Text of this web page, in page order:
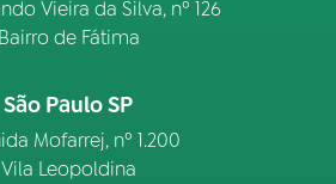
Vieira da Silva, nº 126
Bairro de Fátima
São Paulo SP
Mofarrej, nº 1.200
Vila Leopoldina